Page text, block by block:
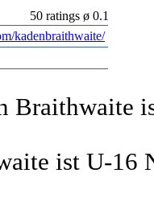
kadenbraithwaite/
50 ratings ø 0.1
Braithwaite
ist U-16